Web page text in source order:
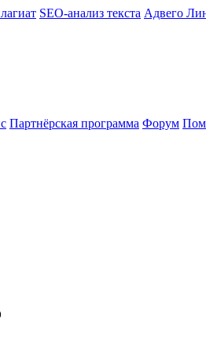
SEO-анализ текста Адвего
Партнёрская программа Форум